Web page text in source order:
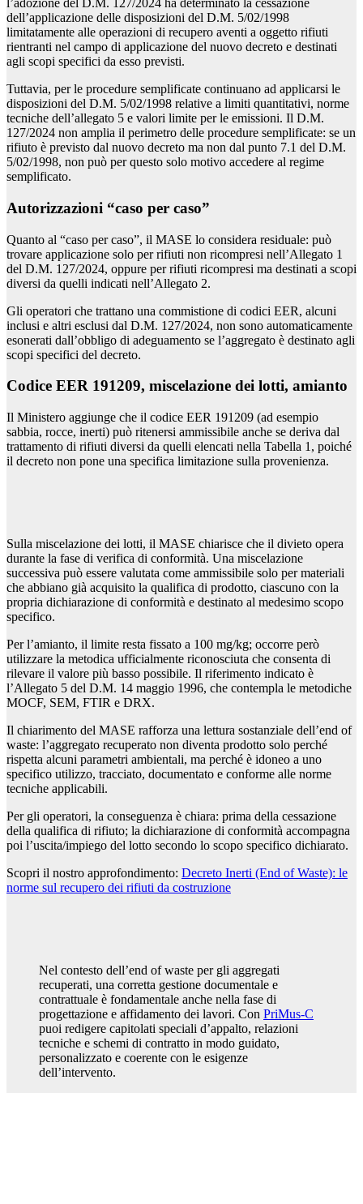
l’adozione del D.M. 127/2024 ha determinato la cessazione
dell’applicazione delle disposizioni del D.M. 5/02/1998
limitatamente alle operazioni di recupero aventi a oggetto rifiuti
rientranti nel campo di applicazione del nuovo decreto e destinati
agli scopi specifici da esso previsti.
Tuttavia, per le procedure semplificate continuano ad applicarsi le
disposizioni del D.M. 5/02/1998 relative a limiti quantitativi, norme
tecniche dell’allegato 5 e valori limite per le emissioni. Il D.M.
127/2024 non amplia il perimetro delle procedure semplificate: se un
rifiuto è previsto dal nuovo decreto ma non dal punto 7.1 del D.M.
5/02/1998, non può per questo solo motivo accedere al regime
semplificato.
Autorizzazioni “caso per caso”
Quanto al “caso per caso”, il MASE lo considera residuale: può
trovare applicazione solo per rifiuti non ricompresi nell’Allegato 1
del D.M. 127/2024, oppure per rifiuti ricompresi ma destinati a scopi
diversi da quelli indicati nell’Allegato 2.
Gli operatori che trattano una commistione di codici EER, alcuni
inclusi e altri esclusi dal D.M. 127/2024, non sono automaticamente
esonerati dall’obbligo di adeguamento se l’aggregato è destinato agli
scopi specifici del decreto.
Codice EER 191209, miscelazione dei lotti, amianto
Il Ministero aggiunge che il codice EER 191209 (ad esempio
sabbia, rocce, inerti) può ritenersi ammissibile anche se deriva dal
trattamento di rifiuti diversi da quelli elencati nella Tabella 1, poiché
il decreto non pone una specifica limitazione sulla provenienza.
Sulla miscelazione dei lotti, il MASE chiarisce che il divieto opera
durante la fase di verifica di conformità. Una miscelazione
successiva può essere valutata come ammissibile solo per materiali
che abbiano già acquisito la qualifica di prodotto, ciascuno con la
propria dichiarazione di conformità e destinato al medesimo scopo
specifico.
Per l’amianto, il limite resta fissato a 100 mg/kg; occorre però
utilizzare la metodica ufficialmente riconosciuta che consenta di
rilevare il valore più basso possibile. Il riferimento indicato è
l’Allegato 5 del D.M. 14 maggio 1996, che contempla le metodiche
MOCF, SEM, FTIR e DRX.
Il chiarimento del MASE rafforza una lettura sostanziale dell’end of
waste: l’aggregato recuperato non diventa prodotto solo perché
rispetta alcuni parametri ambientali, ma perché è idoneo a uno
specifico utilizzo, tracciato, documentato e conforme alle norme
tecniche applicabili.
Per gli operatori, la conseguenza è chiara: prima della cessazione
della qualifica di rifiuto; la dichiarazione di conformità accompagna
poi l’uscita/impiego del lotto secondo lo scopo specifico dichiarato.
Scopri il nostro approfondimento: Decreto Inerti (End of Waste): le
norme sul recupero dei rifiuti da costruzione
Nel contesto dell’end of waste per gli aggregati
recuperati, una corretta gestione documentale e
contrattuale è fondamentale anche nella fase di
progettazione e affidamento dei lavori. Con PriMus-C
puoi redigere capitolati speciali d’appalto, relazioni
tecniche e schemi di contratto in modo guidato,
personalizzato e coerente con le esigenze
dell’intervento.